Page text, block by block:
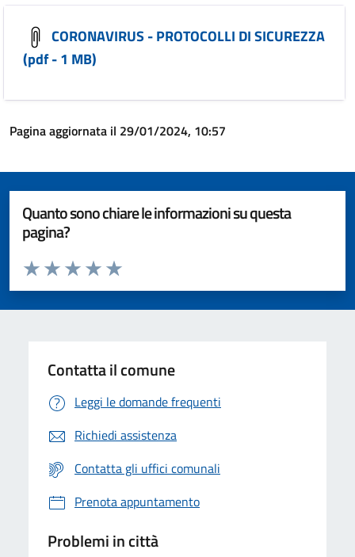
CORONAVIRUS - PROTOCOLLI DI SICUREZZA
(pdf - 1 MB)
Pagina aggiornata il 29/01/2024, 10:57
Quanto sono chiare le informazioni su questa
pagina?
Valuta da 1 a 5 stelle la pagina
Valuta 5 stelle su 5
Valuta 4 stelle su 5
Valuta 3 stelle su 5
Valuta 2 stelle su 5
Valuta 1 stelle su 5
Contatta il comune
Leggi le domande frequenti
Richiedi assistenza
Contatta gli uffici comunali
Prenota appuntamento
Problemi in città